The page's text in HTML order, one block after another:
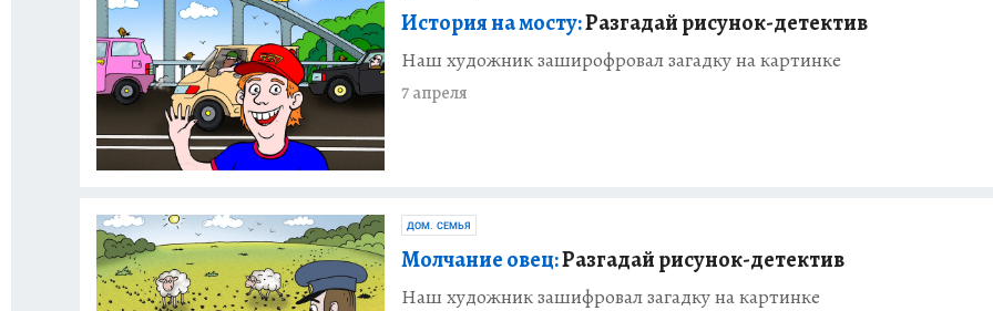
История на мосту:Разгадай рисунок-детектив
Наш художник заширофровал загадку на картинке
7 апреля
ДОМ. СЕМЬЯ
Молчание овец:Разгадай рисунок-детектив
Наш художник зашифровал загадку на картинке